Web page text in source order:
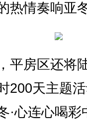
热情奏响亚
房区还将
200天主题
·心连心喝彩